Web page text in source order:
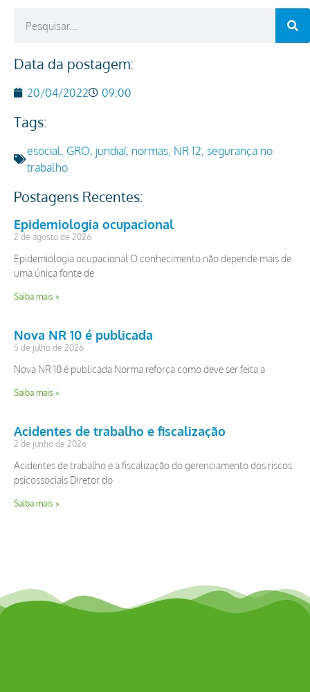
Data da postagem:
20/04/2022 09:00
Tags:
esocial, GRO, jundiaí, normas, NR 12, segurança no
trabalho
Postagens Recentes:
Epidemiologia ocupacional
2 de agosto de 2026
Epidemiologia ocupacional O conhecimento não depende mais de
uma única fonte de
Saiba mais »
Nova NR 10 é publicada
5 de julho de 2026
Nova NR 10 é publicada Norma reforça como deve ser feita a
Saiba mais »
Acidentes de trabalho e fiscalização
2 de junho de 2026
Acidentes de trabalho e a fiscalização do gerenciamento dos riscos
psicossociais Diretor do
Saiba mais »